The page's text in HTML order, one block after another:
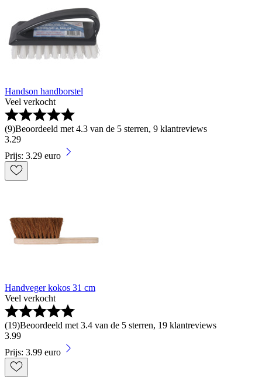
Handson handborstel
Veel verkocht
(9)Beoordeeld met 4.3 van de 5 sterren, 9 klantreviews
3.29
Prijs: 3.29 euro
Handveger kokos 31 cm
Veel verkocht
(19)Beoordeeld met 3.4 van de 5 sterren, 19 klantreviews
3.99
Prijs: 3.99 euro